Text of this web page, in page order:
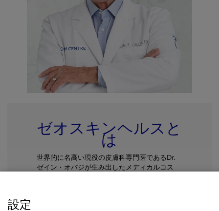
ゼオスキンヘルスと
は
世界的に名高い現役の皮膚科専門医であるDr.
ゼイン・オバジが生み出したメディカルコス
設定